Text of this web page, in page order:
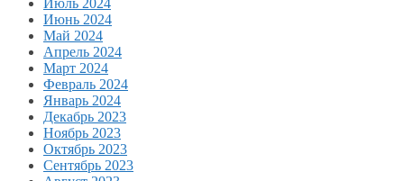
Июль 2024
Июнь 2024
Май 2024
Апрель 2024
Март 2024
Февраль 2024
Январь 2024
Декабрь 2023
Ноябрь 2023
Октябрь 2023
Сентябрь 2023